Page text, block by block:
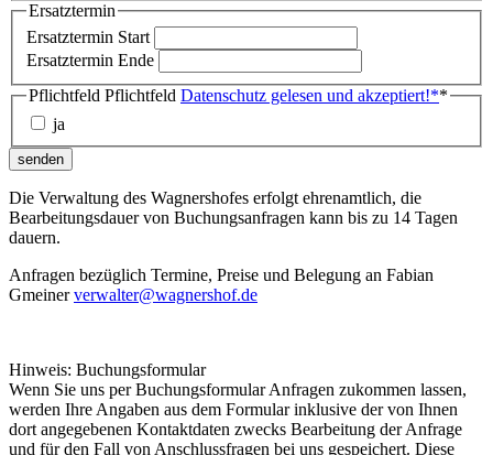
Ersatztermin
Ersatztermin Start
Ersatztermin Ende
Pflichtfeld Pflichtfeld Datenschutz gelesen und akzeptiert!**
ja
senden
Die Verwaltung des Wagnershofes erfolgt ehrenamtlich, die
Bearbeitungsdauer von Buchungsanfragen kann bis zu 14 Tagen
dauern.
Anfragen bezüglich Termine, Preise und Belegung an Fabian
Gmeinerverwalter@wagnershof.de
Hinweis: Buchungsformular
Wenn Sie uns per Buchungsformular Anfragen zukommen lassen,
werden Ihre Angaben aus dem Formular inklusive der von Ihnen
dort angegebenen Kontaktdaten zwecks Bearbeitung der Anfrage
und für den Fall von Anschlussfragen bei uns gespeichert. Diese